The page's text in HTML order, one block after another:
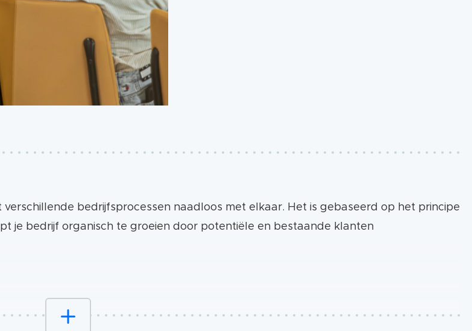
bedrijfsprocessen naadloos met elkaar. Het is gebaseerd op het principe
je bedrijf organisch te groeien door potentiële en bestaande klanten
groeit met je mee. Het is ideaal als je: